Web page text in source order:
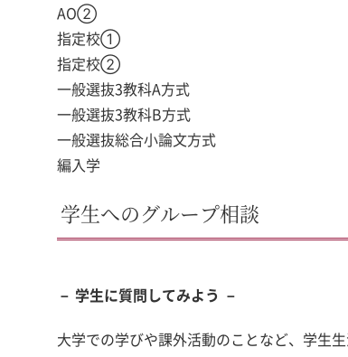
AO②
指定校①
指定校②
一般選抜3教科A方式
一般選抜3教科B方式
一般選抜総合小論文方式
編入学
学生へのグループ相談
－ 学生に質問してみよう －
大学での学びや課外活動のことなど、学生